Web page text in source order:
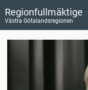
Regionfullmäktige
Västra Götalandsregionen